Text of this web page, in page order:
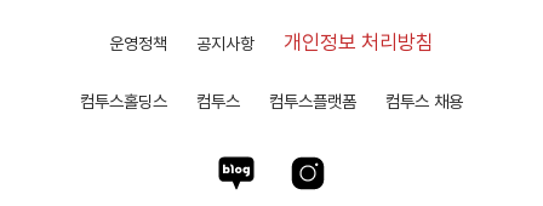
운영정책 공지사항 개인정보 처리방침
컴투스홀딩스 컴투스 컴투스플랫폼 컴투스 채용